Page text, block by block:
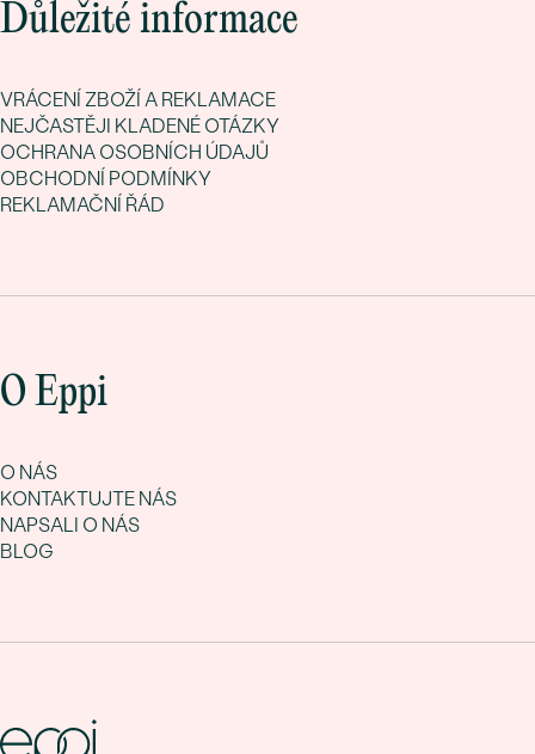
Důležité informace
VRÁCENÍ ZBOŽÍ A REKLAMACE
NEJČASTĚJI KLADENÉ OTÁZKY
OCHRANA OSOBNÍCH ÚDAJŮ
OBCHODNÍ PODMÍNKY
REKLAMAČNÍ ŘÁD
O Eppi
O NÁS
KONTAKTUJTE NÁS
NAPSALI O NÁS
BLOG